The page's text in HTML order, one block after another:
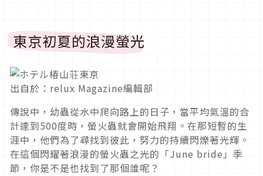
東京初夏的浪漫螢光
出自於：relux Magazine編輯部
傳說中，幼蟲從水中爬向路上的日子，當平均氣溫的合
計達到500度時，螢火蟲就會開始飛翔。在那短暫的生
涯中，他們為了尋找到彼此，努力的持續閃爍著光輝。
在這個閃耀著浪漫的螢火蟲之光的「June bride」季
節，你是不是也找到了那個誰呢？